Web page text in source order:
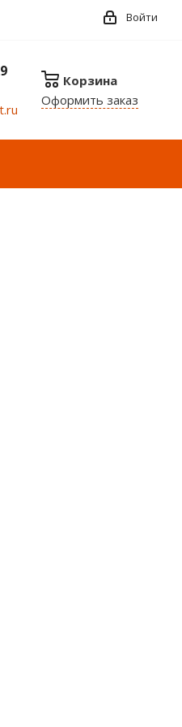
Войти
Корзина
Оформить заказ